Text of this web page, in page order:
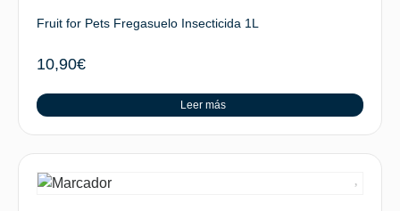
Fruit for Pets Fregasuelo Insecticida 1L
10,90€
Leer más